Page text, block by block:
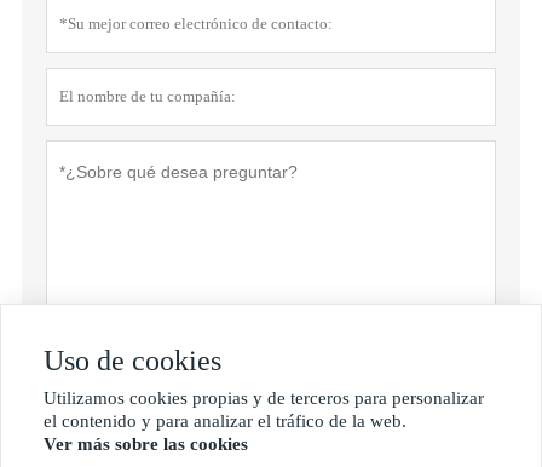
Uso de cookies
Utilizamos cookies propias y de terceros para personalizar
el contenido y para analizar el tráfico de la web.
Ver más sobre las cookies